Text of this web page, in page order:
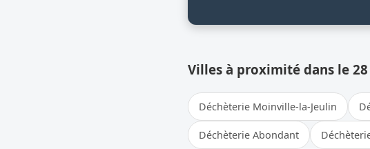
Villes à proximité dans le 28
Déchèterie Moinville-la-Jeulin
Déchèterie Abondant